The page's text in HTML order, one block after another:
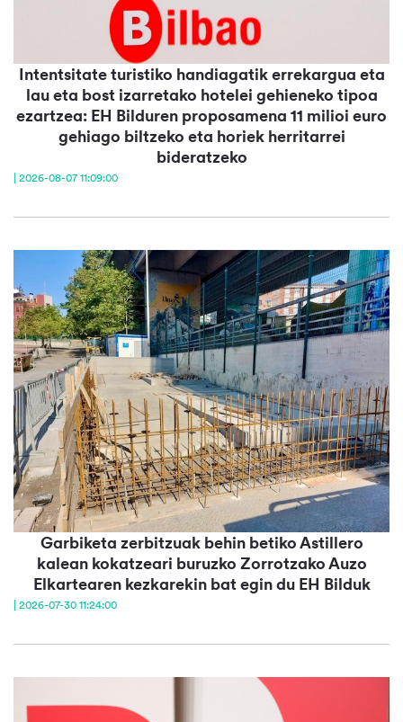
Intentsitate turistiko handiagatik errekargua eta
lau eta bost izarretako hotelei gehieneko tipoa
ezartzea: EH Bilduren proposamena 11 milioi euro
gehiago biltzeko eta horiek herritarrei
bideratzeko
| 2026-08-07 11:09:00
Garbiketa zerbitzuak behin betiko Astillero
kalean kokatzeari buruzko Zorrotzako Auzo
Elkartearen kezkarekin bat egin du EH Bilduk
| 2026-07-30 11:24:00